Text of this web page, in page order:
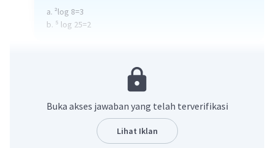
a. ²log 8=3
b. ⁵ log 25=2
Buka akses jawaban yang telah terverifikasi
Lihat Iklan